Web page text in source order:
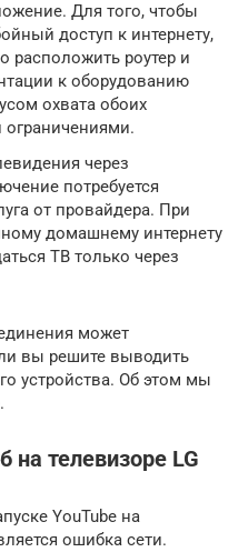
Для того, чтобы
доступ к интернету,
расположить роутер и
к оборудованию
охвата обоих
ограничениями.
через
потребуется
от провайдера. При
домашнему интернету
ТВ только через
может
вы решите выводить
устройства. Об этом мы
на телевизоре LG
YouTube на
ошибка сети.